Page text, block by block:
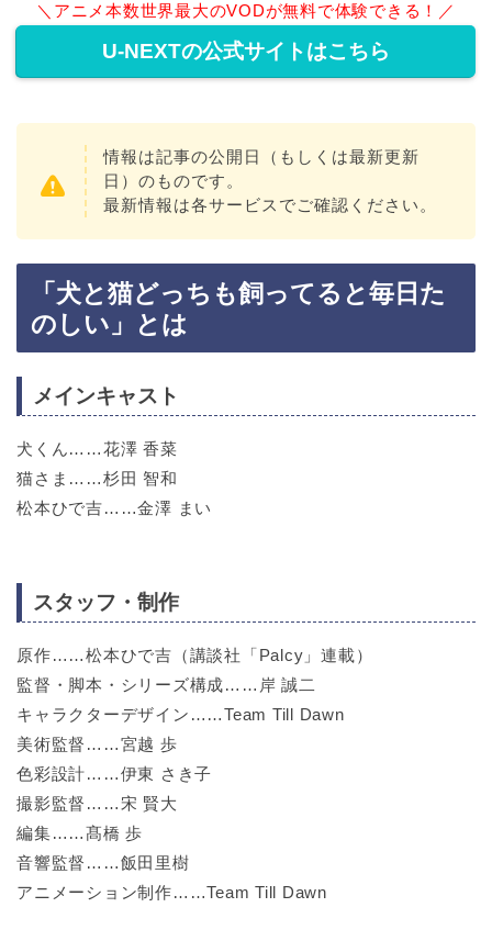
＼アニメ本数世界最大のVODが無料で体験できる！／
U-NEXTの公式サイトはこちら
情報は記事の公開日（もしくは最新更新
日）のものです。
最新情報は各サービスでご確認ください。
「犬と猫どっちも飼ってると毎日た
のしい」とは
メインキャスト
犬くん……花澤 香菜
猫さま……杉田 智和
松本ひで吉……金澤 まい
スタッフ・制作
原作……松本ひで吉（講談社「Palcy」連載）
監督・脚本・シリーズ構成……岸 誠二
キャラクターデザイン……Team Till Dawn
美術監督……宮越 歩
色彩設計……伊東 さき子
撮影監督……宋 賢大
編集……髙橋 歩
音響監督……飯田里樹
アニメーション制作……Team Till Dawn